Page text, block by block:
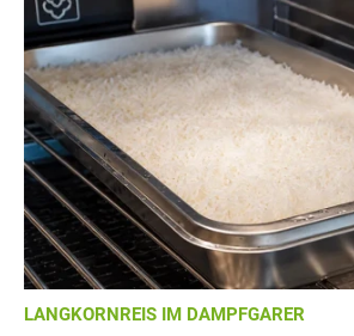
LANGKORNREIS IM DAMPFGARER